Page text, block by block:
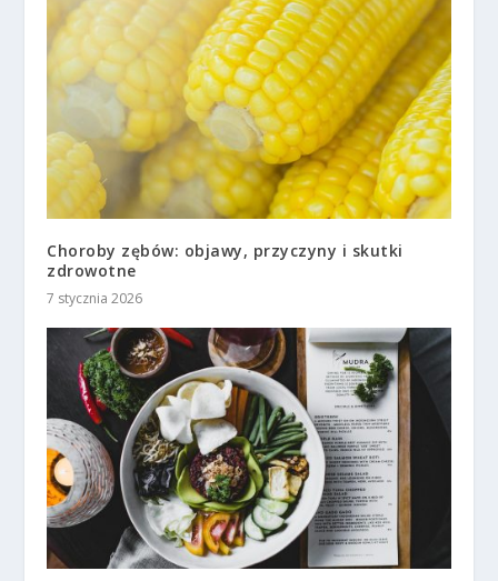
Choroby zębów: objawy, przyczyny i skutki
zdrowotne
7 stycznia 2026